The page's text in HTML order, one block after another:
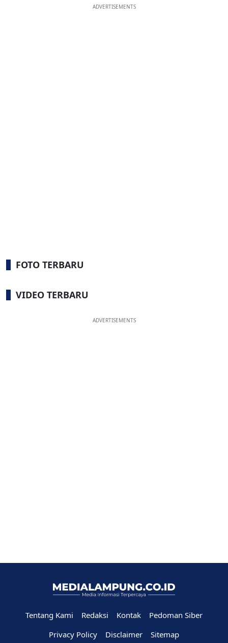
ADVERTISEMENTS
FOTO TERBARU
VIDEO TERBARU
ADVERTISEMENTS
Tentang Kami Redaksi Kontak
Pedoman Siber
Privacy Policy
Disclaimer Sitemap